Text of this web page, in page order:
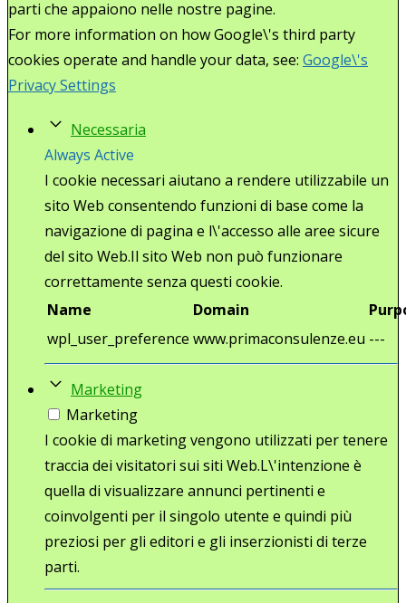
parti che appaiono nelle nostre pagine.
For more information on how Google\'s third party
cookies operate and handle your data, see: Google\'s
Privacy Settings
Necessaria
Always Active
I cookie necessari aiutano a rendere utilizzabile un
sito Web consentendo funzioni di base come la
navigazione di pagina e l\'accesso alle aree sicure
del sito Web.Il sito Web non può funzionare
correttamente senza questi cookie.
Name
Domain
wpl_user_preference www.primaconsulenze.eu ---
Marketing
Marketing
I cookie di marketing vengono utilizzati per tenere
traccia dei visitatori sui siti Web.L\'intenzione è
quella di visualizzare annunci pertinenti e
coinvolgenti per il singolo utente e quindi più
preziosi per gli editori e gli inserzionisti di terze
parti.